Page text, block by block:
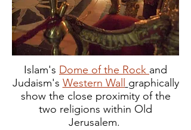
Islam's Dome of the Rock and
Judaism's Western Wall
graphically
show the close proximity of the
two religions within Old
Jerusalem.